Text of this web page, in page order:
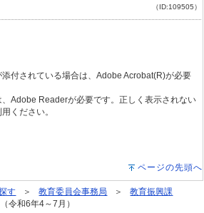
（ID:109505）
付されている場合は、Adobe Acrobat(R)が必要
Adobe Readerが必要です。正しく表示されない
ください。
ページの先頭へ
す 教育委員会事務局
教育振興課
令和6年4～7月）